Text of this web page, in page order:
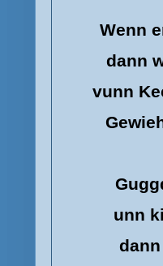
Wenn
dann
vunn
unn